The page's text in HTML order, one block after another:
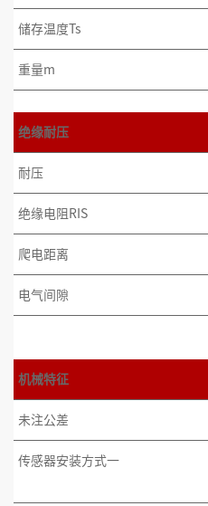
储存温度Ts
重量m
绝缘耐压
耐压
绝缘电阻RIS
爬电距离
电气间隙
机械特征
未注公差
传感器安装方式一